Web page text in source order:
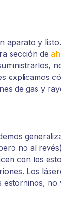
aparato y
sección de
explicamos
de gas y
no al
con los
Los
estorninos, no